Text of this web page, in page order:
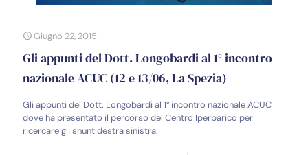
Giugno 22, 2015
Gli appunti del Dott. Longobardi al 1° incontro
nazionale ACUC (12 e 13/06, La Spezia)
Gli appunti del Dott. Longobardi al 1° incontro nazionale ACUC
dove ha presentato il percorso del Centro Iperbarico per
ricercare gli shunt destra sinistra.